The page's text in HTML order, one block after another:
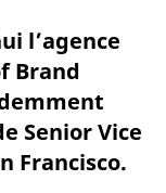
l’agence
Brand
Senior Vice
Francisco.